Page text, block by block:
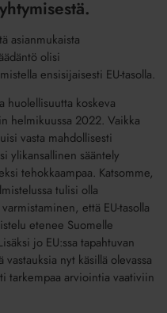
asianmukaista
olisi
ensisijaisesti EU-tasolla.
huolellisuutta koskeva
helmikuussa 2022. Vaikka
vasta mahdollisesti
ylikansallinen sääntely
tehokkaampaa. Katsomme,
tulisi olla
että EU-tasolla
etenee Suomelle
jo EU:ssa tapahtuvan
nyt käsillä olevassa
tarkempaa arviointia vaativiin